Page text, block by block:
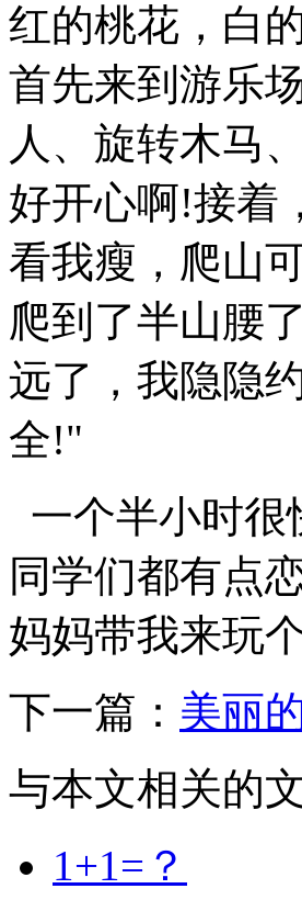
红的桃花，白
首先来到游乐
人、旋转木马
好开心啊!接着
看我瘦，爬山
爬到了半山腰
远了，我隐隐
全!"
一个半小时
同学们都有点
妈妈带我来玩
下一篇： 美丽
与本文相关的
1+1=？